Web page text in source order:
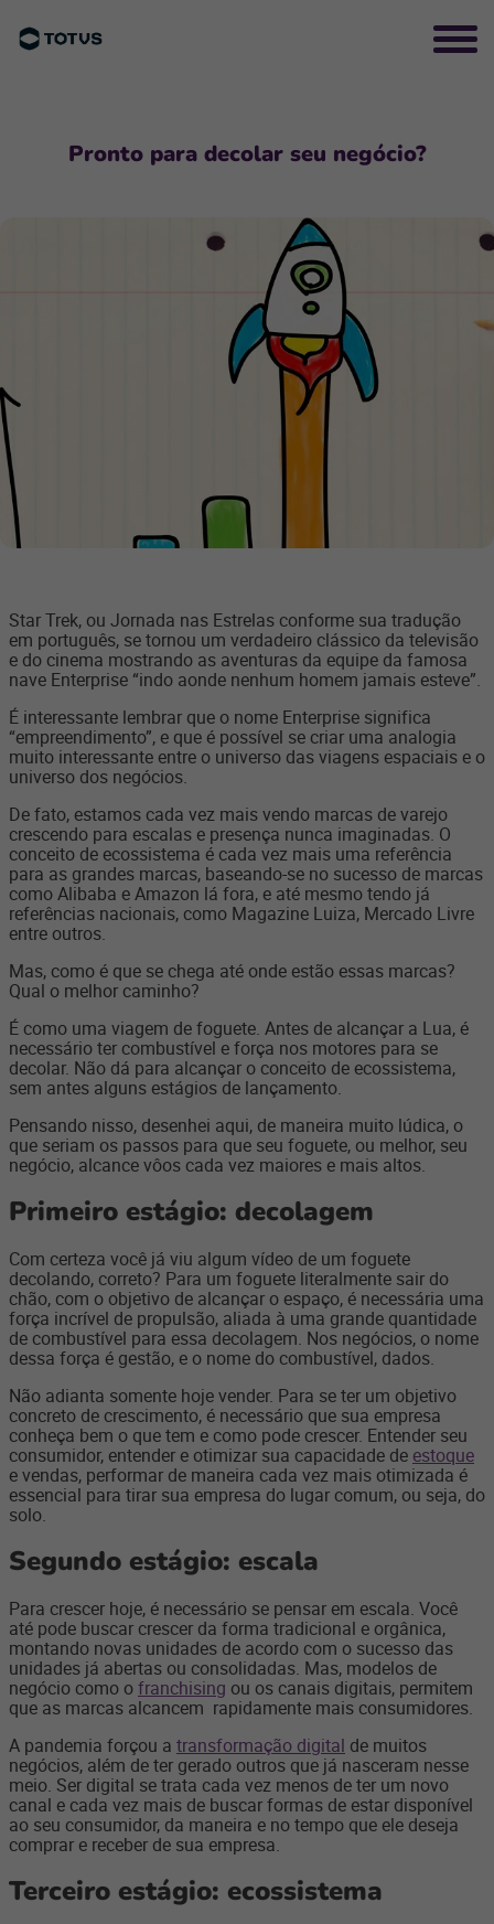
Pronto para decolar seu negócio?
Star Trek, ou Jornada nas Estrelas conforme sua tradução
em português, se tornou um verdadeiro clássico da televisão
e do cinema mostrando as aventuras da equipe da famosa
nave Enterprise “indo aonde nenhum homem jamais esteve”.
É interessante lembrar que o nome Enterprise significa
“empreendimento”, e que é possível se criar uma analogia
muito interessante entre o universo das viagens espaciais e o
universo dos negócios.
De fato, estamos cada vez mais vendo marcas de varejo
crescendo para escalas e presença nunca imaginadas. O
conceito de ecossistema é cada vez mais uma referência
para as grandes marcas, baseando-se no sucesso de marcas
como Alibaba e Amazon lá fora, e até mesmo tendo já
referências nacionais, como Magazine Luiza, Mercado Livre
entre outros.
Mas, como é que se chega até onde estão essas marcas?
Qual o melhor caminho?
É como uma viagem de foguete. Antes de alcançar a Lua, é
necessário ter combustível e força nos motores para se
decolar. Não dá para alcançar o conceito de ecossistema,
sem antes alguns estágios de lançamento.
Pensando nisso, desenhei aqui, de maneira muito lúdica, o
que seriam os passos para que seu foguete, ou melhor, seu
negócio, alcance vôos cada vez maiores e mais altos.
Primeiro estágio: decolagem
Com certeza você já viu algum vídeo de um foguete
decolando, correto? Para um foguete literalmente sair do
chão, com o objetivo de alcançar o espaço, é necessária uma
força incrível de propulsão, aliada à uma grande quantidade
de combustível para essa decolagem. Nos negócios, o nome
dessa força é gestão, e o nome do combustível, dados.
Não adianta somente hoje vender. Para se ter um objetivo
concreto de crescimento, é necessário que sua empresa
conheça bem o que tem e como pode crescer. Entender seu
consumidor, entender e otimizar sua capacidade de estoque
e vendas, performar de maneira cada vez mais otimizada é
essencial para tirar sua empresa do lugar comum, ou seja, do
solo.
Segundo estágio: escala
Para crescer hoje, é necessário se pensar em escala. Você
até pode buscar crescer da forma tradicional e orgânica,
montando novas unidades de acordo com o sucesso das
unidades já abertas ou consolidadas. Mas, modelos de
negócio como ofranchising ou os canais digitais, permitem
que as marcas alcancem rapidamente mais consumidores.
A pandemia forçou a transformação digital de muitos
negócios, além de ter gerado outros que já nasceram nesse
meio. Ser digital se trata cada vez menos de ter um novo
canal e cada vez mais de buscar formas de estar disponível
ao seu consumidor, da maneira e no tempo que ele deseja
comprar e receber de sua empresa.
Terceiro estágio: ecossistema